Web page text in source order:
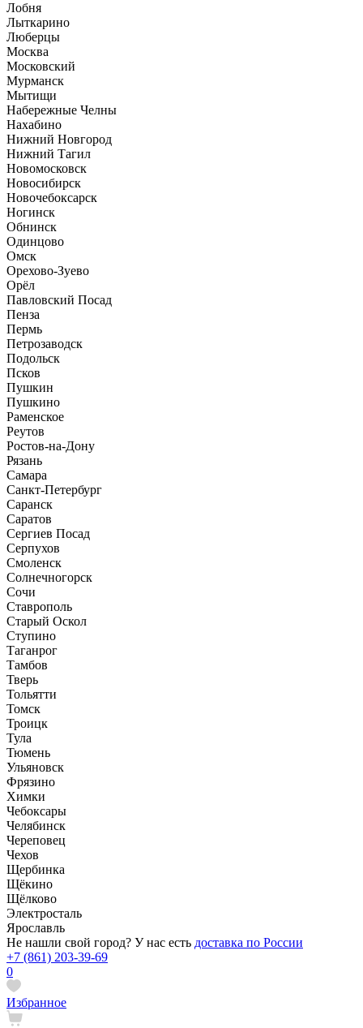
Лобня
Лыткарино
Люберцы
Москва
Московский
Мурманск
Мытищи
Набережные Челны
Нахабино
Нижний Новгород
Нижний Тагил
Новомосковск
Новосибирск
Новочебоксарск
Ногинск
Обнинск
Одинцово
Омск
Орехово-Зуево
Орёл
Павловский Посад
Пенза
Пермь
Петрозаводск
Подольск
Псков
Пушкин
Пушкино
Раменское
Реутов
Ростов-на-Дону
Рязань
Самара
Санкт-Петербург
Саранск
Саратов
Сергиев Посад
Серпухов
Смоленск
Солнечногорск
Сочи
Ставрополь
Старый Оскол
Ступино
Таганрог
Тамбов
Тверь
Тольятти
Томск
Троицк
Тула
Тюмень
Ульяновск
Фрязино
Химки
Чебоксары
Челябинск
Череповец
Чехов
Щербинка
Щёкино
Щёлково
Электросталь
Ярославль
Не нашли свой город? У нас есть доставка по России
+7 (861) 203-39-69
0
Избранное